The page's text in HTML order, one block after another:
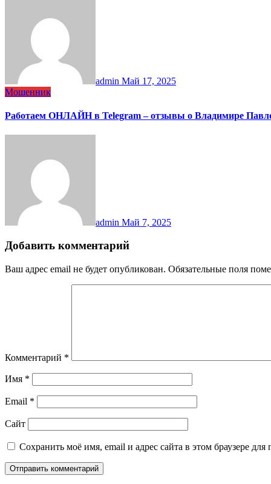
admin Май 17, 2025
Мошенник
Работаем ОНЛАЙН в Telegram – отзывы о Владимире
admin Май 7, 2025
Добавить комментарий
Ваш адрес email не будет опубликован. Обязательные поля
Комментарий *
Имя *
Email *
Сайт
Сохранить моё имя, email и адрес сайта в этом браузере